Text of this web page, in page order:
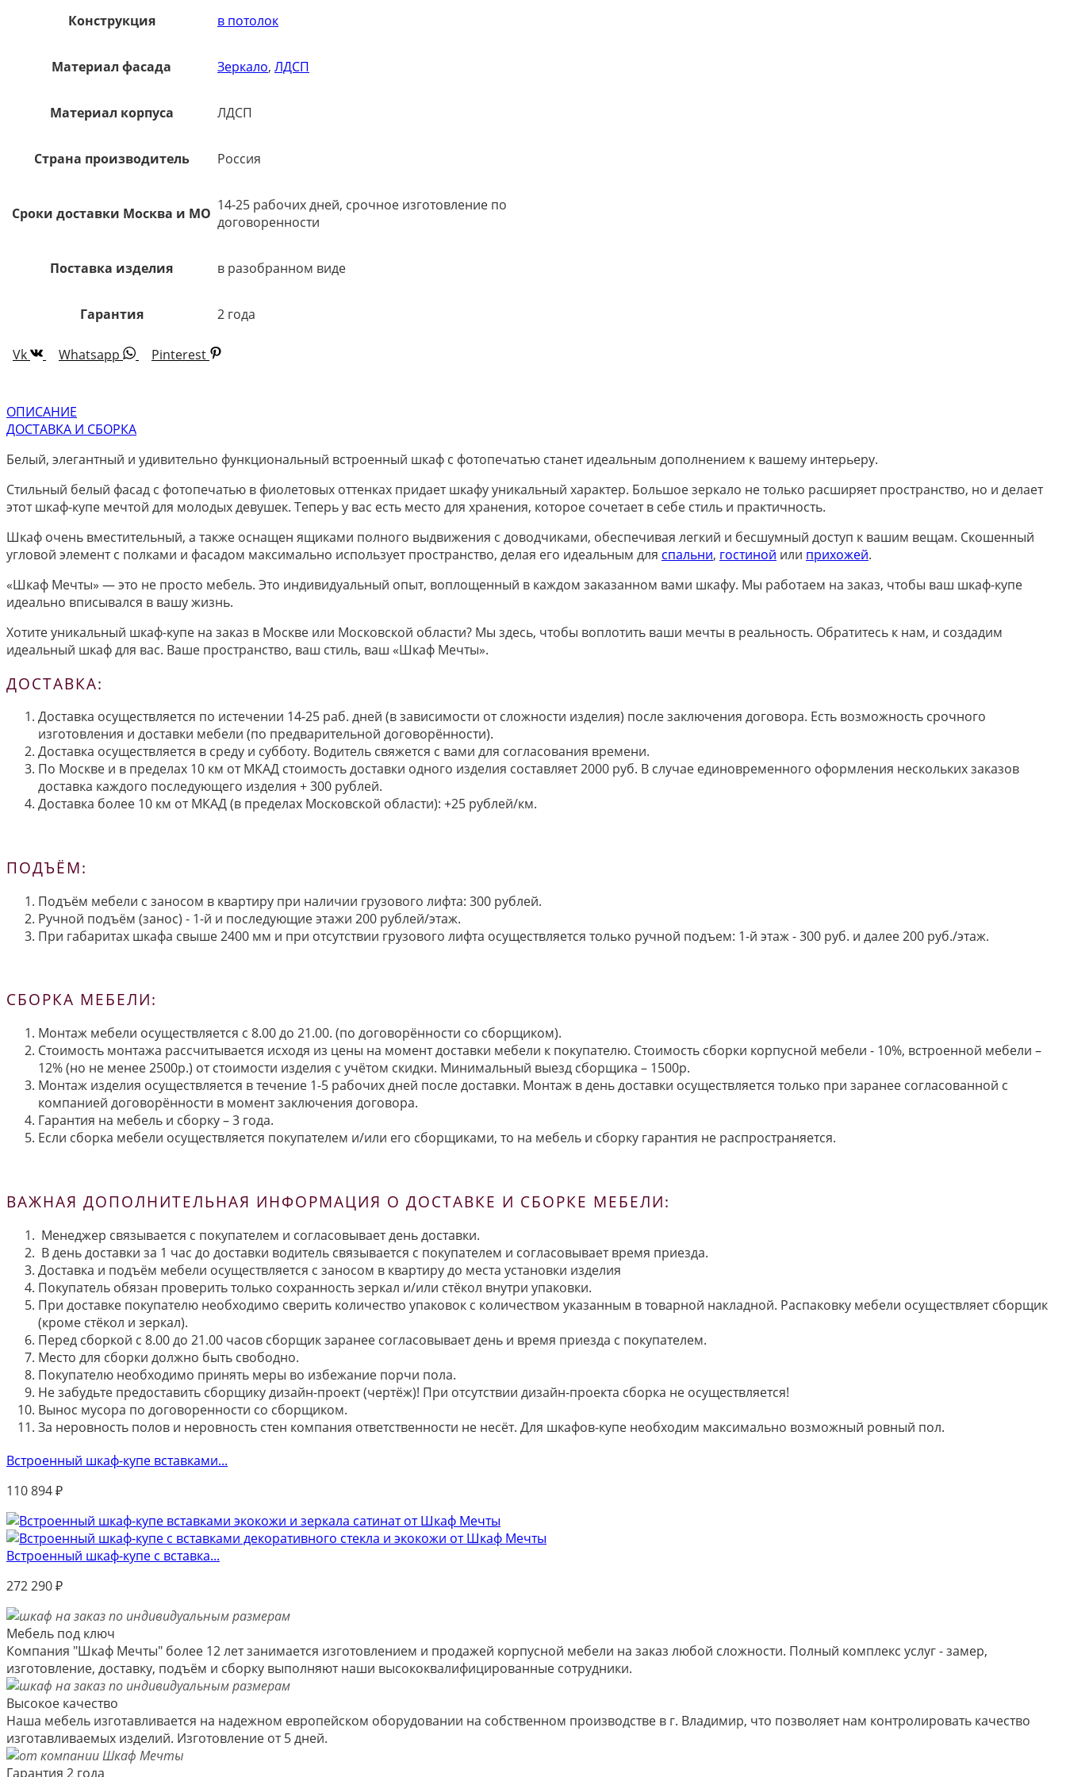
Конструкция в потолок
Материал фасада Зеркало, ЛДСП
Материал корпуса ЛДСП
Страна производитель Россия
Сроки доставки Москва и МО 14-25 рабочих дней, срочное изготовление по
договоренности
Поставка изделия в разобранном виде
Гарантия 2 года
Vk Whatsapp Pinterest
ОПИСАНИЕ
ДОСТАВКА И СБОРКА
Белый, элегантный и удивительно функциональный встроенный шкаф с фотопечатью станет идеальным дополнением к вашему интерьеру.
Стильный белый фасад с фотопечатью в фиолетовых оттенках придает шкафу уникальный характер. Большое зеркало не только расширяет пространство, но и делает
этот шкаф-купе мечтой для молодых девушек. Теперь у вас есть место для хранения, которое сочетает в себе стиль и практичность.
Шкаф очень вместительный, а также оснащен ящиками полного выдвижения с доводчиками, обеспечивая легкий и бесшумный доступ к вашим вещам. Скошенный
угловой элемент с полками и фасадом максимально использует пространство, делая его идеальным для спальни, гостиной или прихожей.
«Шкаф Мечты» — это не просто мебель. Это индивидуальный опыт, воплощенный в каждом заказанном вами шкафу. Мы работаем на заказ, чтобы ваш шкаф-купе
идеально вписывался в вашу жизнь.
Хотите уникальный шкаф-купе на заказ в Москве или Московской области? Мы здесь, чтобы воплотить ваши мечты в реальность. Обратитесь к нам, и создадим
идеальный шкаф для вас. Ваше пространство, ваш стиль, ваш «Шкаф Мечты».
ДОСТАВКА:
Доставка осуществляется по истечении 14-25 раб. дней (в зависимости от сложности изделия) после заключения договора. Есть возможность срочного
изготовления и доставки мебели (по предварительной договорённости).
Доставка осуществляется в среду и субботу. Водитель свяжется с вами для согласования времени.
По Москве и в пределах 10 км от МКАД стоимость доставки одного изделия составляет 2000 руб. В случае единовременного оформления нескольких заказов
доставка каждого последующего изделия + 300 рублей.
Доставка более 10 км от МКАД (в пределах Московской области): +25 рублей/км.
ПОДЪЁМ:
Подъём мебели с заносом в квартиру при наличии грузового лифта: 300 рублей.
Ручной подъём (занос) - 1-й и последующие этажи 200 рублей/этаж.
При габаритах шкафа свыше 2400 мм и при отсутствии грузового лифта осуществляется только ручной подъем: 1-й этаж - 300 руб. и далее 200 руб./этаж.
СБОРКА МЕБЕЛИ:
Монтаж мебели осуществляется с 8.00 до 21.00. (по договорённости со сборщиком).
Стоимость монтажа рассчитывается исходя из цены на момент доставки мебели к покупателю. Стоимость сборки корпусной мебели - 10%, встроенной мебели –
12% (но не менее 2500р.) от стоимости изделия с учётом скидки. Минимальный выезд сборщика – 1500р.
Монтаж изделия осуществляется в течение 1-5 рабочих дней после доставки. Монтаж в день доставки осуществляется только при заранее согласованной с
компанией договорённости в момент заключения договора.
Гарантия на мебель и сборку – 3 года.
Если сборка мебели осуществляется покупателем и/или его сборщиками, то на мебель и сборку гарантия не распространяется.
ВАЖНАЯ ДОПОЛНИТЕЛЬНАЯ ИНФОРМАЦИЯ О ДОСТАВКЕ И СБОРКЕ МЕБЕЛИ:
Менеджер связывается с покупателем и согласовывает день доставки.
В день доставки за 1 час до доставки водитель связывается с покупателем и согласовывает время приезда.
Доставка и подъём мебели осуществляется с заносом в квартиру до места установки изделия
Покупатель обязан проверить только сохранность зеркал и/или стёкол внутри упаковки.
При доставке покупателю необходимо сверить количество упаковок с количеством указанным в товарной накладной. Распаковку мебели осуществляет сборщик
(кроме стёкол и зеркал).
Перед сборкой с 8.00 до 21.00 часов сборщик заранее согласовывает день и время приезда с покупателем.
Место для сборки должно быть свободно.
Покупателю необходимо принять меры во избежание порчи пола.
Не забудьте предоставить сборщику дизайн-проект (чертёж)! При отсутствии дизайн-проекта сборка не осуществляется!
Вынос мусора по договоренности со сборщиком.
За неровность полов и неровность стен компания ответственности не несёт. Для шкафов-купе необходим максимально возможный ровный пол.
Встроенный шкаф-купе вставками...
110 894₽
Встроенный шкаф-купе с вставка...
272 290₽
Мебель под ключ
Компания "Шкаф Мечты" более 12 лет занимается изготовлением и продажей корпусной мебели на заказ любой сложности. Полный комплекс услуг - замер,
изготовление, доставку, подъём и сборку выполняют наши высококвалифицированные сотрудники.
Высокое качество
Наша мебель изготавливается на надежном европейском оборудовании на собственном производстве в г. Владимир, что позволяет нам контролировать качество
изготавливаемых изделий. Изготовление от 5 дней.
Гарантия 2 года